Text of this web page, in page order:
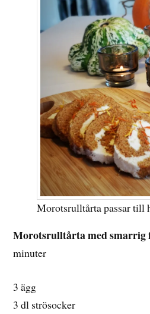
Morotsrulltårta passar till
Morotsrulltårta med smarrig
minuter
3 ägg
3 dl strösocker